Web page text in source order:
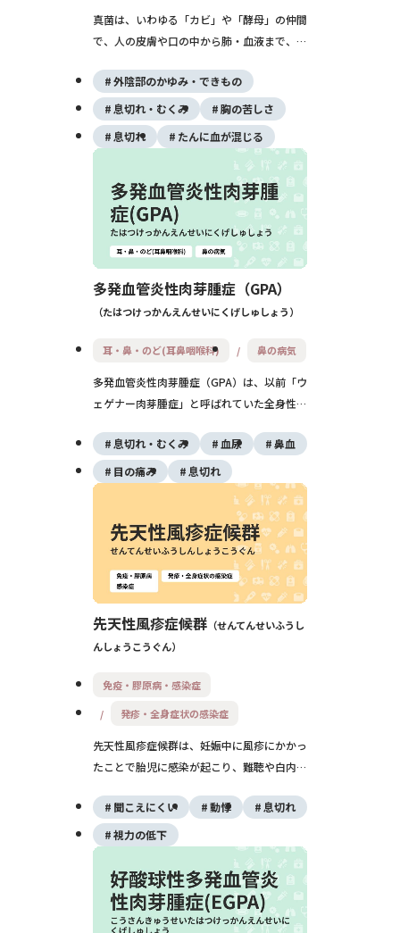
真菌は、いわゆる「カビ」や「酵母」の仲間
で、人の皮膚や口の中から肺・血液まで、さ
どの軽い病気ですが、免疫力が低い方では命
に関わる深い感染になることもあり、早めの
受診と治療が大切です。
外陰部のかゆみ・できもの
息切れ・むくみ
胸の苦しさ
息切れ
たんに血が混じる
多発血管炎性肉芽腫症（GPA）
たはつけっかんえんせいにくげしゅしょう
耳・鼻・のど(耳鼻咽喉科) 鼻の病気
多発血管炎性肉芽腫症（GPA）は、以前「ウ
ェゲナー肉芽腫症」と呼ばれていた全身性の
道、肺、腎臓に炎症が起こり、発熱・膿のよ
うな鼻水・咳・血尿などが見られます。治療
しないと生命に関わることもありますが、現
在はステロイドと免疫抑制薬を中心とした治
療で予後は大きく改善しています。
息切れ・むくみ 血尿
鼻血
目の痛み
息切れ
先天性風疹症候群
せんてんせいふうし
んしょうこうぐん
免疫・膠原病・感染症
発疹・全身症状の感染症
先天性風疹症候群は、妊娠中に風疹にかかっ
たことで胎児に感染が起こり、難聴や白内
です。妊娠前の免疫確認とワクチンで予防が
可能です。
聞こえにくい 動悸
息切れ
視力の低下